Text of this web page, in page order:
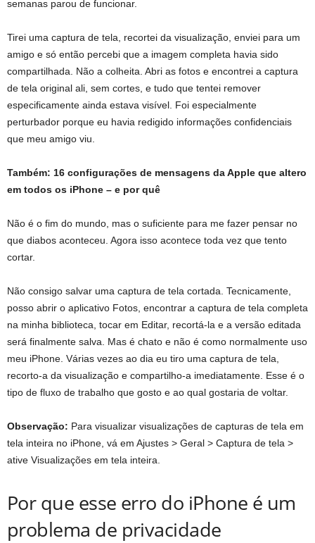
semanas parou de funcionar.
Tirei uma captura de tela, recortei da visualização, enviei para um
amigo e só então percebi que a imagem completa havia sido
compartilhada. Não a colheita. Abri as fotos e encontrei a captura
de tela original ali, sem cortes, e tudo que tentei remover
especificamente ainda estava visível. Foi especialmente
perturbador porque eu havia redigido informações confidenciais
que meu amigo viu.
Também: 16 configurações de mensagens da Apple que altero
em todos os iPhone – e por quê
Não é o fim do mundo, mas o suficiente para me fazer pensar no
que diabos aconteceu. Agora isso acontece toda vez que tento
cortar.
Não consigo salvar uma captura de tela cortada. Tecnicamente,
posso abrir o aplicativo Fotos, encontrar a captura de tela completa
na minha biblioteca, tocar em Editar, recortá-la e a versão editada
será finalmente salva. Mas é chato e não é como normalmente uso
meu iPhone. Várias vezes ao dia eu tiro uma captura de tela,
recorto-a da visualização e compartilho-a imediatamente. Esse é o
tipo de fluxo de trabalho que gosto e ao qual gostaria de voltar.
Observação: Para visualizar visualizações de capturas de tela em
tela inteira no iPhone, vá em Ajustes > Geral > Captura de tela >
ative Visualizações em tela inteira.
Por que esse erro do iPhone é um
problema de privacidade